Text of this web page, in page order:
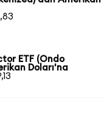
ETF (Ondo
Doları'na